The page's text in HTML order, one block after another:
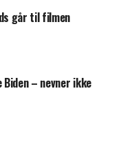
går til filmen
Biden – nevner ikke